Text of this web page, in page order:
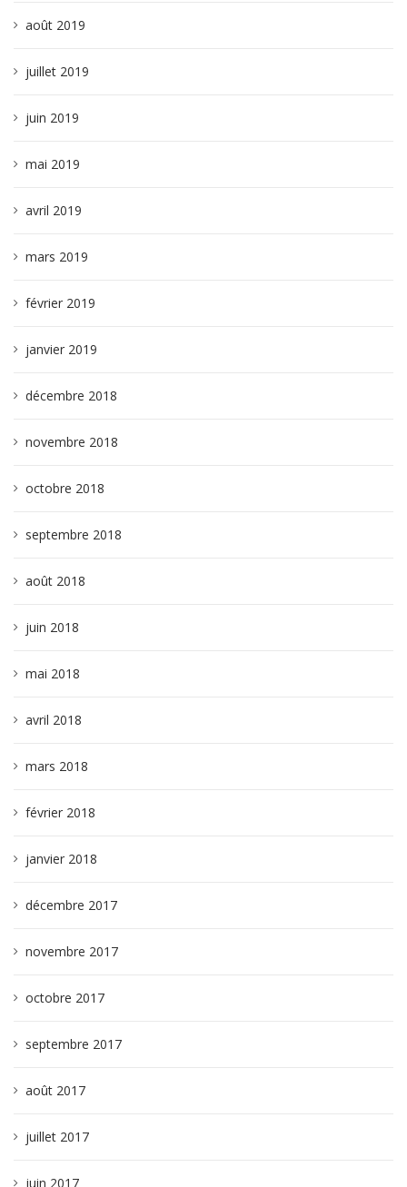
août 2019
juillet 2019
juin 2019
mai 2019
avril 2019
mars 2019
février 2019
janvier 2019
décembre 2018
novembre 2018
octobre 2018
septembre 2018
août 2018
juin 2018
mai 2018
avril 2018
mars 2018
février 2018
janvier 2018
décembre 2017
novembre 2017
octobre 2017
septembre 2017
août 2017
juillet 2017
juin 2017